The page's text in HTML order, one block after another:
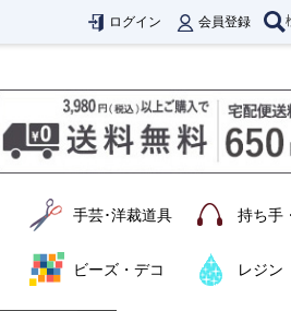
ログイン 会員登録
手芸･洋裁道具 持ち手
ビーズ・デコ レジン